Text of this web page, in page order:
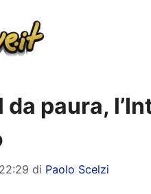
da paura,
di Paolo Scelzi